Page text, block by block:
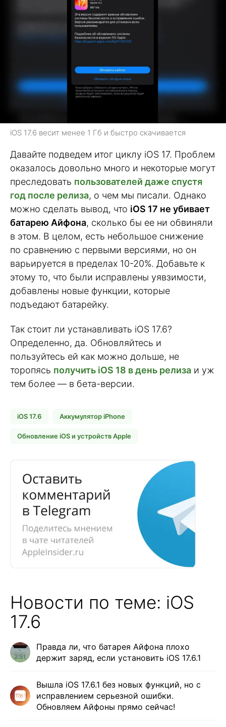
iOS 17.6 весит менее 1 Гб и быстро скачивается
Давайте подведем итог циклу iOS 17. Проблем
оказалось довольно много и некоторые могут
преследовать пользователей даже спустя
год после релиза, о чем мы писали. Однако
можно сделать вывод, что iOS 17 не убивает
батарею Айфона, сколько бы ее ни обвиняли
в этом. В целом, есть небольшое снижение
по сравнению с первыми версиями, но он
варьируется в пределах 10-20%. Добавьте к
этому то, что были исправлены уявзимости,
добавлены новые функции, которые
подъедают батарейку.
Так стоит ли устанавливать iOS 17.6?
Определенно, да. Обновляйтесь и
пользуйтесь ей как можно дольше, не
торопясь получить iOS 18 в день релиза и уж
тем более — в бета-версии.
iOS 17.6 Аккумулятор iPhone
Обновление iOS и устройств Apple
Новости по теме: iOS
17.6
Правда ли, что батарея Айфона плохо
держит заряд, если установить iOS 17.6.1
Вышла iOS 17.6.1 без новых функций, но с
исправлением серьезной ошибки.
Обновляем Айфоны прямо сейчас!